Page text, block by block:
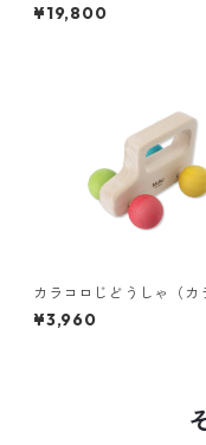
¥19,800
カラコロじどうしゃ（カ
ー）
¥3,960